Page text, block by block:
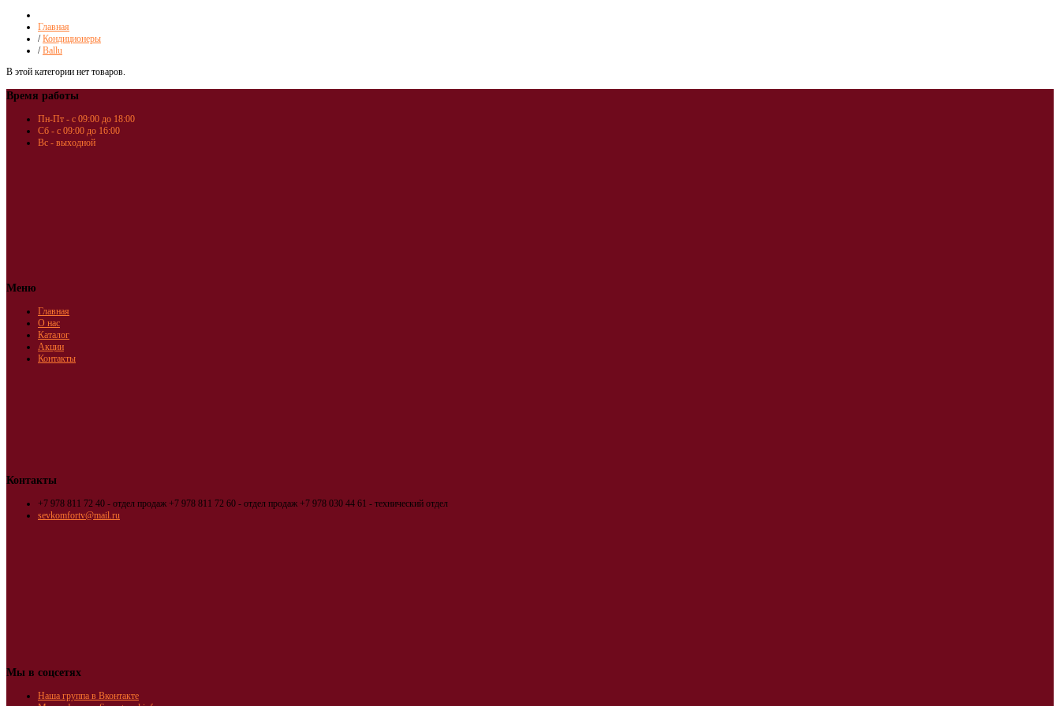
Главная
/ Кондиционеры
/ Ballu
В этой категории нет товаров.
Время работы
Пн-Пт - с 09:00 до 18:00
Сб - с 09:00 до 16:00
Вс - выходной
Меню
Главная
О нас
Каталог
Акции
Контакты
Контакты
+7 978 811 72 40 - отдел продаж +7 978 811 72 60 - отдел продаж +7 978 030 44 61 - технический отдел
sevkomfortv@mail.ru
Мы в соцсетях
Наша группа в Вконтакте